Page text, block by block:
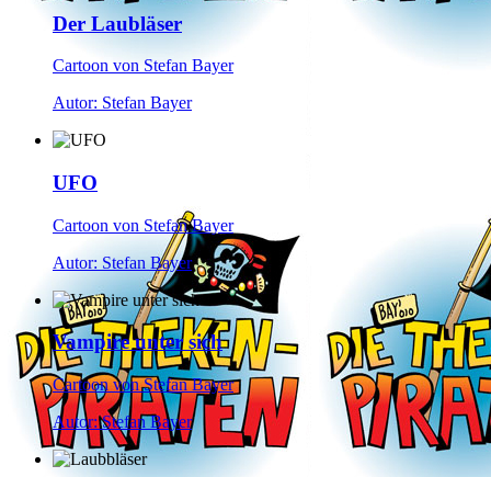
Der Laubläser
Cartoon von Stefan Bayer
Autor: Stefan Bayer
UFO
Cartoon von Stefan Bayer
Autor: Stefan Bayer
Vampire unter sich
Cartoon von Stefan Bayer
Autor: Stefan Bayer